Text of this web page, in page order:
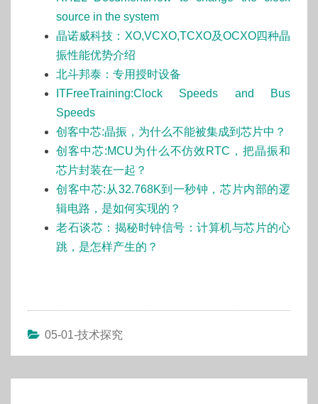
source in the system
晶诺威科技：XO,VCXO,TCXO及OCXO四种晶
振性能优势介绍
北斗邦泰：专用授时设备
ITFreeTraining:Clock Speeds and Bus
Speeds
创客中芯:晶振，为什么不能被集成到芯片中？
创客中芯:MCU为什么不仿效RTC，把晶振和
芯片封装在一起？
创客中芯:从32.768K到一秒钟，芯片内部的逻
辑电路，是如何实现的？
老石谈芯：揭秘时钟信号：计算机与芯片的心
跳，是怎样产生的？
05-01-技术探究